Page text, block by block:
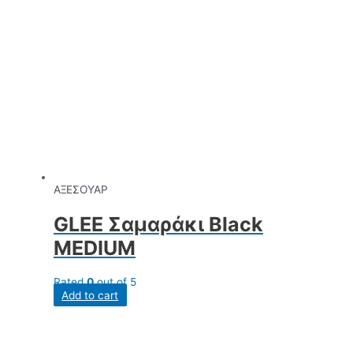
ΑΞΕΣΟΥΑΡ
GLEE Σαμαράκι Black
MEDIUM
Rated0out of 5
Add to cart